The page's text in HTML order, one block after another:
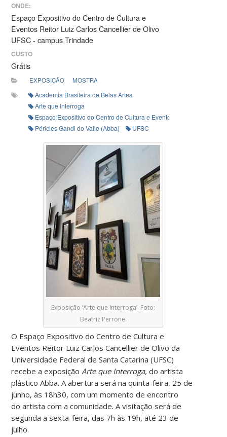
ONDE:
Espaço Expositivo do Centro de Cultura e
Eventos Reitor Luiz Carlos Cancellier de Olivo
UFSC - campus Trindade
CUSTO
Grátis
EXPOSIÇÃO MOSTRA
Academia Brasileira de Belas Artes
Arte que Interroga
Espaço Expositivo do Centro de Cultura e Eventos Reitor Luiz
Péricles Gandi do Valle (Abba)
UFSC
Exposição ‘Arte que Interroga’. Foto:
Beatriz Perrone.
O Espaço Expositivo do Centro de Cultura e
Eventos Reitor Luiz Carlos Cancellier de Olivo da
Universidade Federal de Santa Catarina (UFSC)
recebe a exposiçãoArte que Interroga, do artista
plástico Abba. A abertura será na quinta-feira, 25 de
junho, às 18h30, com um momento de encontro
do artista com a comunidade. A visitação será de
segunda a sexta-feira, das 7h às 19h, até 23 de
julho.